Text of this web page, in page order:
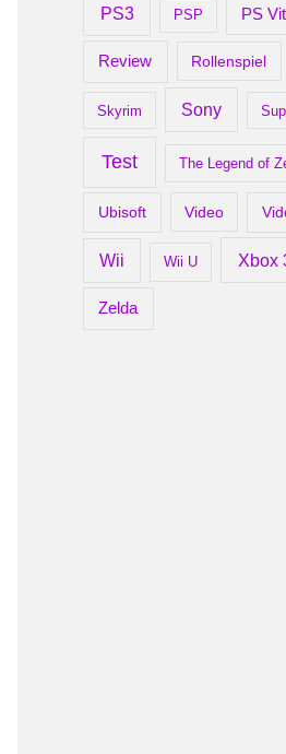
PS3 PSP PS
Review Rollenspiel
Skyrim Sony
Test The Legend of
Ubisoft Video
Wii Wii U Xbox
Zelda